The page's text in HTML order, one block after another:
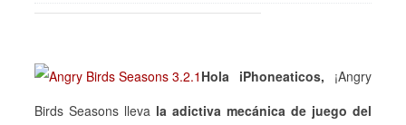
Hola iPhoneaticos, ¡Angry
Birds Seasons lleva la adictiva mecánica de juego del